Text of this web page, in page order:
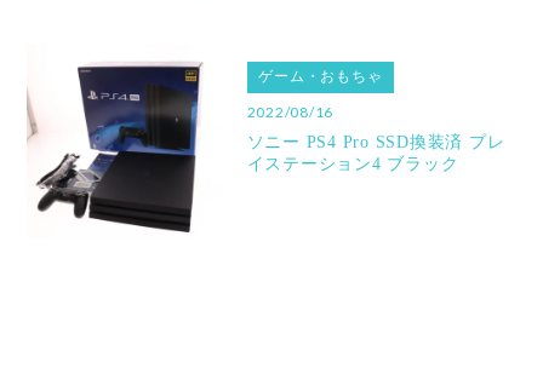
ゲーム・おもちゃ
2022/08/16
ソニー PS4 Pro SSD換装済 プレ
イステーション4 ブラック